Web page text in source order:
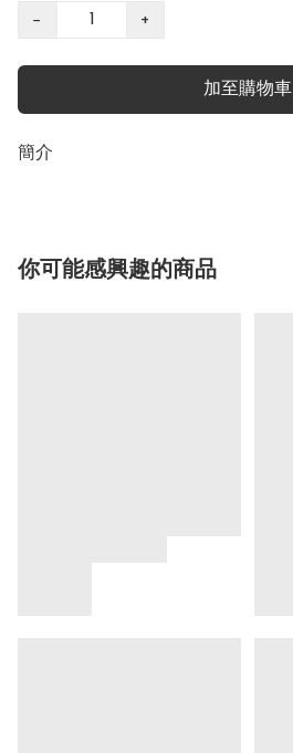
− +
加至購物車
簡介
你可能感興趣的商品